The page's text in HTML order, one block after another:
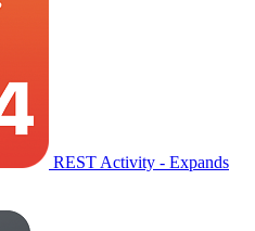
REST Activity - Expands